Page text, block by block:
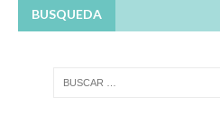
BUSQUEDA